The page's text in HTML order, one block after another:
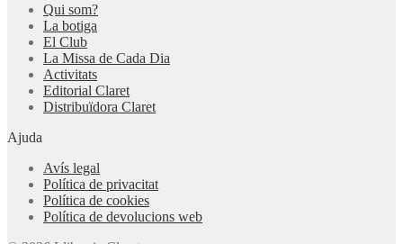
Qui som?
La botiga
El Club
La Missa de Cada Dia
Activitats
Editorial Claret
Distribuïdora Claret
Ajuda
Avís legal
Política de privacitat
Política de cookies
Política de devolucions web